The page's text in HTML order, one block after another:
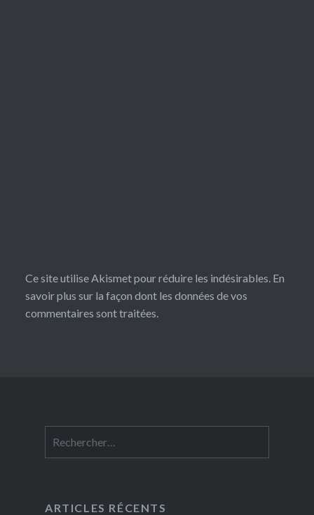
Ce site utilise Akismet pour réduire les indésirables. En
savoir plus sur la façon dont les données de vos
commentaires sont traitées.
ARTICLES RÉCENTS